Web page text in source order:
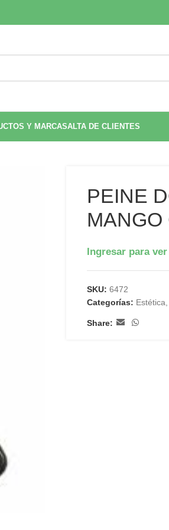
Y MARCASALTA DE CLIENTES
PEINE
MANGO
Ingresar para
SKU: 6472
Categorías: Estética
Share: